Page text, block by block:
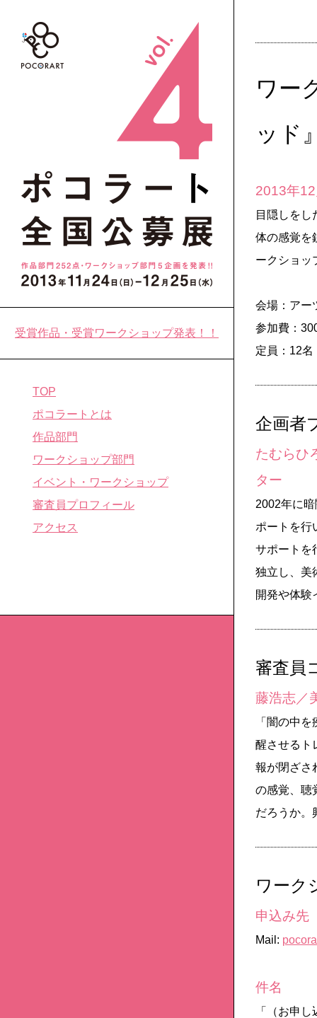
ワー
ッド
2013年
目隠しをし
体の感覚を
ークショッ
会場：アー
参加費：
定員：12
企画者
たむらひ
ター
2002年に
ポートを行
サポートを
独立し、美
開発や体験
審査員
藤浩志／
「闇の中
醒させるト
報が閉ざさ
の感覚、聴
だろうか。
ワーク
申込み先
Mail:
件名
「（お申
受賞作品・受賞ワークショップ発表！！
TOP
ポコラートとは
作品部門
ワークショップ部門
イベント・ワークショップ
審査員プロフィール
アクセス